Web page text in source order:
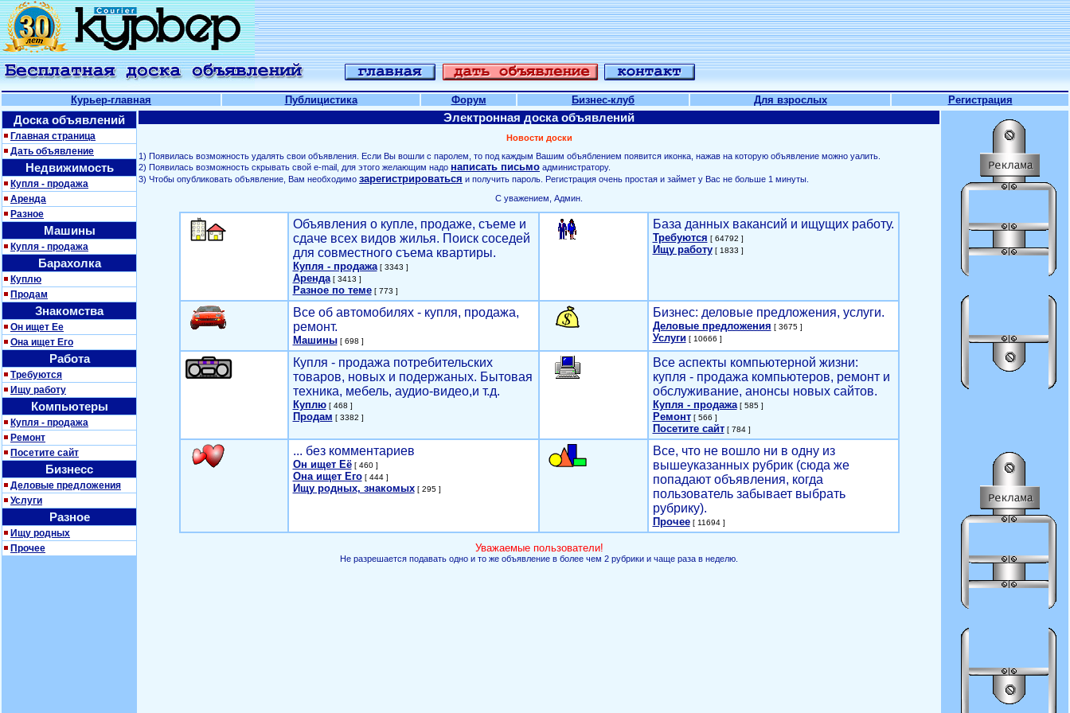
Курьер-главная Публицистика Форум Бизнес-клуб Для взрослых Регистрация
Доска объявлений
Главная страница
Дать объявление
Недвижимость
Купля - продажа
Аренда
Разное
Машины
Купля - продажа
Барахолка
Куплю
Продам
Знакомства
Он ищет Ее
Она ищет Его
Работа
Требуются
Ищу работу
Компьютеры
Купля - продажа
Ремонт
Посетите сайт
Бизнесс
Деловые предложения
Услуги
Разное
Ищу родных
Прочее
Электронная доска объявлений
Новости доски
1) Появилась возможность удалять свои объявления. Если Вы вошли с паролем, то под каждым Вашим объяблением появится иконка, нажав на которую объявление можно уалить.
2) Появилась возможность скрывать свой е-mail, для этого желающим надо написать письмо администратору.
3) Чтобы опубликовать объявление, Вам необходимо зарегистрироваться и получить пароль. Регистрация очень простая и займет у Вас не больше 1 минуты.
С уважением, Админ.
Объявления о купле, продаже, съеме и
сдаче всех видов жилья. Поиск соседей
для совместного съема квартиры.
Купля - продажа[ 3343 ]
Аренда[ 3413 ]
Разное по теме[ 773 ]
База данных вакансий и ищущих работу.
Требуются [ 64792 ]
Ищу работу[ 1833 ]
Все об автомобилях - купля, продажа,
ремонт.
Машины[ 698 ]
Бизнес: деловые предложения, услуги.
Деловые предложения [ 3675 ]
Услуги[ 10666 ]
Купля - продажа потребительских
товаров, новых и подержаных. Бытовая
техника, мебель, аудио-видео,и т.д.
Куплю[ 468 ]
Продам [ 3382 ]
Все аспекты компьютерной жизни:
купля - продажа компьютеров, ремонт и
обслуживание, анонсы новых сайтов.
Купля - продажа[ 585 ]
Ремонт[ 566 ]
Посетите сайт[ 784 ]
... без комментариев
Он ищет Её[ 460 ]
Она ищет Его[ 444 ]
Ищу родных, знакомых[ 295 ]
Все, что не вошло ни в одну из
вышеуказанных рубрик (сюда же
попадают объявления, когда
пользователь забывает выбрать
рубрику).
Прочее[ 11694 ]
Уважаемые пользователи!
Не разрешается подавать одно и то же объявление в более чем 2 рубрики и чаще раза в неделю.